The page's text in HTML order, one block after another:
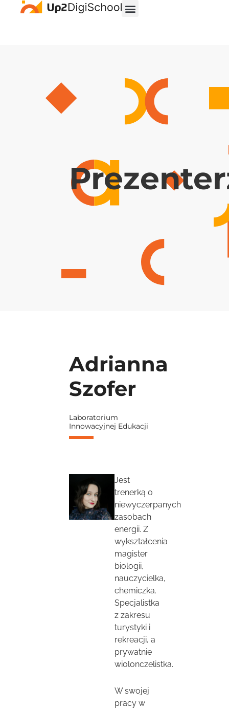
Adrianna
Szofer
Laboratorium
Innowacyjnej Edukacji
Jest
trenerką o
niewyczerpanych
zasobach
energii. Z
wykształcenia
magister
biologii,
nauczycielka,
chemiczka.
Specjalistka
z zakresu
turystyki i
rekreacji, a
prywatnie
wiolonczelistka.
W swojej
pracy w